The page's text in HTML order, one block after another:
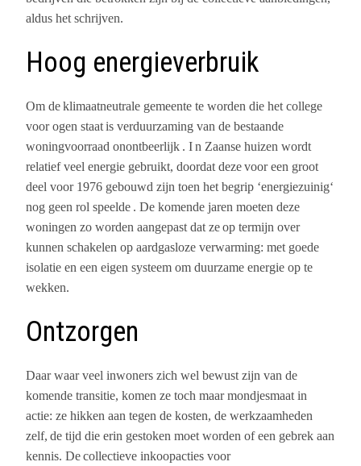
aldus het schrijven.
Hoog energieverbruik
Om deklimaatneutrale gemeente te worden die het college
voor ogen staatis verduurzaming van de bestaande
woningvoorraad onontbeerlijk . In Zaanse huizen wordt
relatief veel energie gebruikt, doordat dezevoor een groot
deel voor 1976 gebouwd zijn toen het begrip ‘energiezuinig‘
nog geen rol speelde . De komende jaren moeten deze
woningen zo worden aangepast dat zeop termijn over
kunnen schakelen op aardgasloze verwarming: met goede
isolatie en een eigen systeem om duurzame energie op te
wekken.
Ontzorgen
Daar waar veel inwoners zich wel bewust zijn van de
komende transitie, komen ze toch maar mondjesmaat in
actie: ze hikken aan tegen de kosten, de werkzaamheden
zelf, de tijd die erin gestoken moet worden of een gebrek aan
kennis. Decollectieve inkoopacties voor